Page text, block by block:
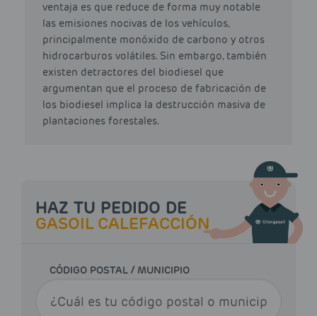
ventaja es que reduce de forma muy notable
las emisiones nocivas de los vehículos,
principalmente monóxido de carbono y otros
hidrocarburos volátiles. Sin embargo, también
existen detractores del biodiesel que
argumentan que el proceso de fabricación de
los biodiesel implica la destrucción masiva de
plantaciones forestales.
HAZ TU PEDIDO DE
GASOIL CALEFACCIÓN
CÓDIGO POSTAL / MUNICIPIO